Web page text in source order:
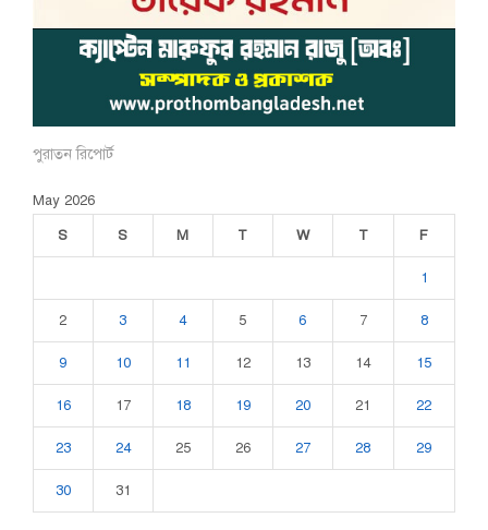
পুরাতন রিপোর্ট
May 2026
S
S M T W T F
1
2 3 4 5 6 7 8
9 10 11 12 13 14 15
16 17 18 19 20 21 22
23 24 25 26 27 28 29
30 31